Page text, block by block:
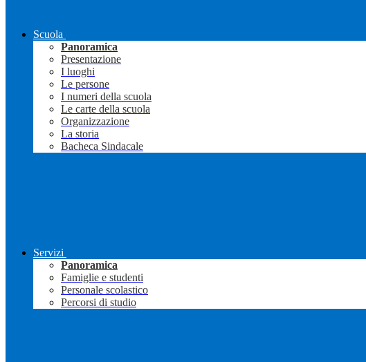
Scuola
Panoramica
Presentazione
I luoghi
Le persone
I numeri della scuola
Le carte della scuola
Organizzazione
La storia
Bacheca Sindacale
Servizi
Panoramica
Famiglie e studenti
Personale scolastico
Percorsi di studio